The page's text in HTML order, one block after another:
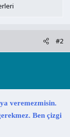
#2
veremezmisin.
Ben çizgi